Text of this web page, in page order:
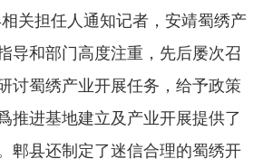
关担任人通知记者，安靖蜀绣产
导和部门高度注重，先后屡次召
讨蜀绣产业开展任务，给予政策
推进基地建立及产业开展提供了
郫县还制定了迷信合理的蜀绣开